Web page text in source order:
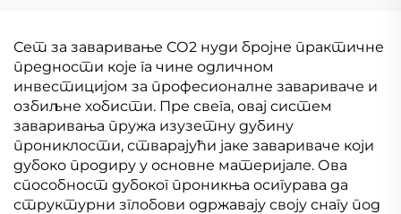
намењена Миг
заваривачка машина
контрола сигнала
Миг Велдер
Сет за заваривање СО2 нуди бројне практичне
предности које га чине одличном
инвестицијом за професионалне завариваче и
озбиљне хобисти. Пре свега, овај систем
заваривања пружа изузетну дубину
прониклости, стварајући јаке завариваче који
дубоко продиру у основне материјале. Ова
способност дубоког проникња осигурава да
структурни зглобови одржавају своју снагу под